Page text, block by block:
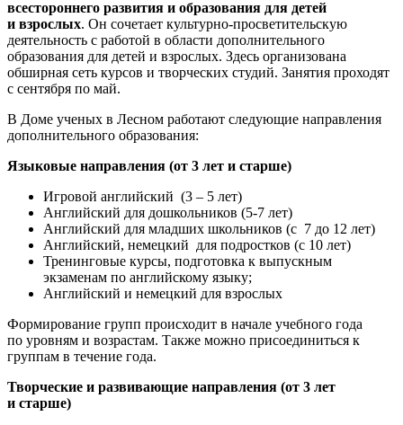
всестороннего развития и образования для детей
и взрослых. Он сочетает культурно-просветительскую
деятельность с работой в области дополнительного
образования для детей и взрослых. Здесь организована
обширная сеть курсов и творческих студий. Занятия проходят
с сентября по май.
В Доме ученых в Лесном работают следующие направления
дополнительного образования:
Языковые направления (от 3 лет и старше)
Игровой английский (3 – 5 лет)
Английский для дошкольников (5-7 лет)
Английский для младших школьников (с 7 до 12 лет)
Английский, немецкий для подростков (с 10 лет)
Тренинговые курсы, подготовка к выпускным
экзаменам по английскому языку;
Английский и немецкий для взрослых
Формирование групп происходит в начале учебного года
по уровням и возрастам. Также можно присоединиться к
группам в течение года.
Творческие и развивающие направления (от 3 лет
и старше)